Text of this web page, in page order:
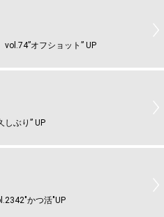
オフショット” UP
しぶり” UP
かつ活"UP